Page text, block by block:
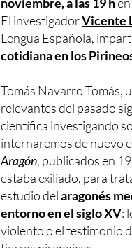
El investigadorVicente
Lengua Española,
cotidiana en los
Tomás Navarro Tomás,
relevantes del pasado
científica investigando
internaremos de nuevo
Aragón, publicados en
estaba exiliado, para
estudio delaragonés
entorno en el siglo XV:
violento o el testimonio